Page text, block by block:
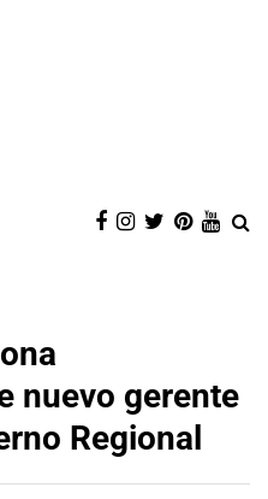
nuevo gerente
Regional